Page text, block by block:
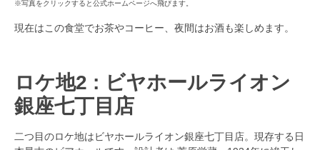
※写真をクリックすると公式ホームページへ飛びます。
現在はこの食堂でお茶やコーヒー、夜間はお酒も楽しめます。
ロケ地2 : ビヤホールライオン
銀座七丁目店
二つ目のロケ地はビヤホールライオン銀座七丁目店。 現存する日